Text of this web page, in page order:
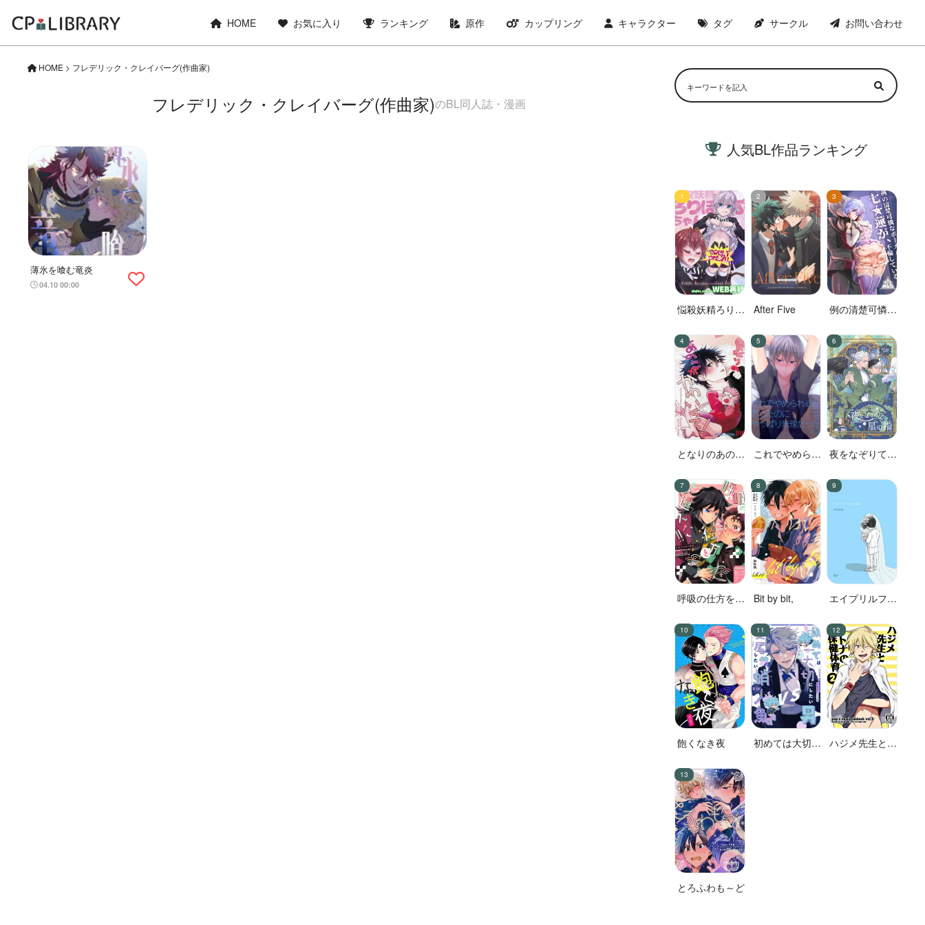
HOME お気に入り ランキング 原作 カップリング キャラクター タグ サークル お問い合わせ
HOME > フレデリック・クレイバーグ(作曲家)
フレデリック・クレイバーグ(作曲家)のBL同人誌・漫画
薄氷を喰む竜炎
04.10 00:00
人気BL作品ランキング
悩殺妖精ろりぽ
After Five
例の清楚可憐な
蓮が、不倫して
いる。
となりのあのこ
これでやめられ
やっぱり無理だ
った
夜をなぞりて星
呼吸の仕方を間
Bit by bit,
エイプリルフー
飽くなき夜
初めては大切に
ハジメ先生とオ
とろふわも～ど